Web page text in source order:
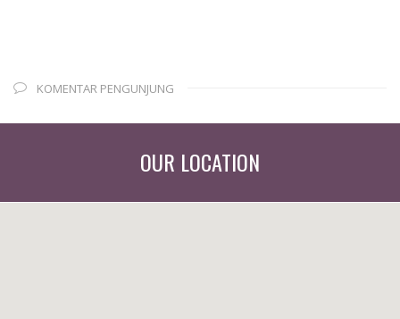
KOMENTAR PENGUNJUNG
OUR LOCATION